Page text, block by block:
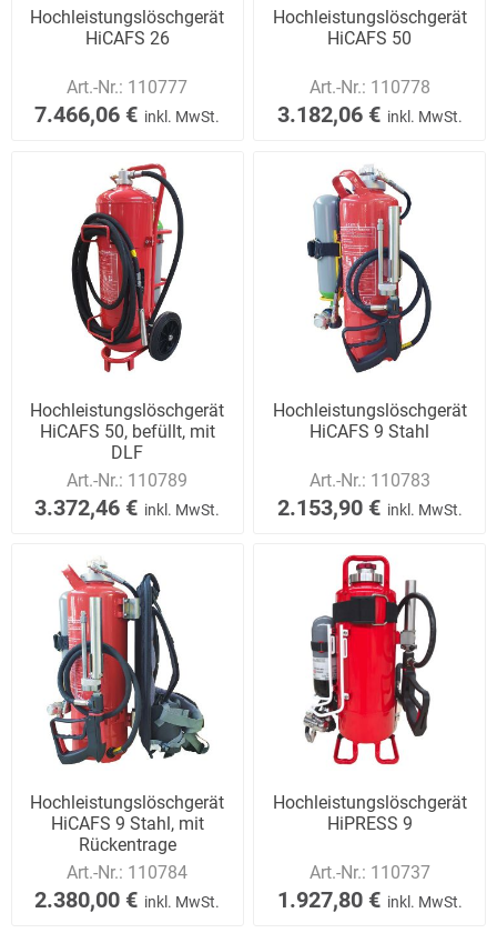
Hochleistungslöschgerät
HiCAFS 26
Art.-Nr.: 110777
7.466,06 € inkl. MwSt.
Hochleistungslöschgerät
HiCAFS 50
Art.-Nr.: 110778
3.182,06 € inkl. MwSt.
Hochleistungslöschgerät
HiCAFS 50, befüllt, mit
DLF
Art.-Nr.: 110789
3.372,46 € inkl. MwSt.
Hochleistungslöschgerät
HiCAFS 9 Stahl
Art.-Nr.: 110783
2.153,90 € inkl. MwSt.
Hochleistungslöschgerät
HiCAFS 9 Stahl, mit
Rückentrage
Art.-Nr.: 110784
2.380,00 € inkl. MwSt.
Hochleistungslöschgerät
HiPRESS 9
Art.-Nr.: 110737
1.927,80 € inkl. MwSt.